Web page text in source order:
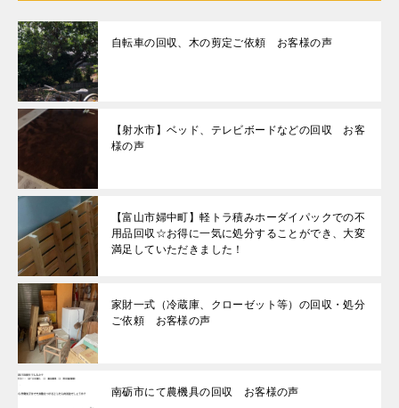
自転車の回収、木の剪定ご依頼 お客様の声
【射水市】ベッド、テレビボードなどの回収 お客
様の声
【富山市婦中町】軽トラ積みホーダイパックでの不
用品回収☆お得に一気に処分することができ、大変
満足していただきました！
家財一式（冷蔵庫、クローゼット等）の回収・処分
ご依頼 お客様の声
南砺市にて農機具の回収 お客様の声